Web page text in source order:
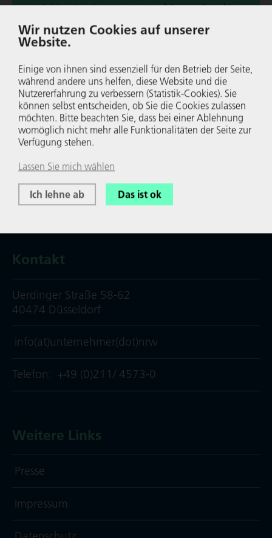
schafts­blog über die "Mitte" als Maß für gesell­schaft­li­
ches und poli­ti­sches Handeln.
Wei­ter­le­sen
Kontakt
Uerdinger Straße 58-62
40474 Düsseldorf
info(at)unternehmer(dot)nrw
Telefon: +49 (0)211/ 4573-0
Weitere Links
Presse
Impressum
Wir nutzen Cookies auf unserer
Website.
Einige von ihnen sind essenziell für den Betrieb der Seite,
während andere uns helfen, diese Website und die
Nutzer­er­fah­rung zu verbessern (Statistik-Cookies). Sie
können selbst entscheiden, ob Sie die Cookies zulassen
möchten. Bitte beachten Sie, dass bei einer Ablehnung
womöglich nicht mehr alle Funk­tio­na­li­täten der Seite zur
Verfügung stehen.
Lassen Sie mich wählen
Ich lehne ab Das ist ok